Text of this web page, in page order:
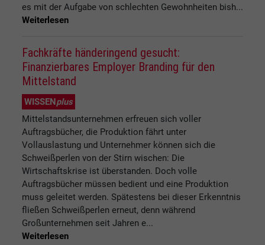
es mit der Aufgabe von schlechten Gewohnheiten bish...
Weiterlesen
Fachkräfte händeringend gesucht:
Finanzierbares Employer Branding für den
Mittelstand
WISSENplus
Mittelstandsunternehmen erfreuen sich voller
Auftragsbücher, die Produktion fährt unter
Vollauslastung und Unternehmer können sich die
Schweißperlen von der Stirn wischen: Die
Wirtschaftskrise ist überstanden. Doch volle
Auftragsbücher müssen bedient und eine Produktion
muss geleitet werden. Spätestens bei dieser Erkenntnis
fließen Schweißperlen erneut, denn während
Großunternehmen seit Jahren e...
Weiterlesen